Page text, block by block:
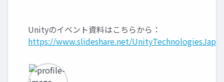
Unityのイベント資料はこちらから：
https://www.slideshare.net/